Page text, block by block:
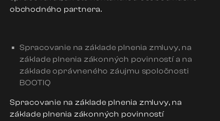
obchodného partnera.
Spracovanie na základe plnenia zmluvy, na
základe plnenia zákonných povinností a na
základe oprávneného záujmu spoločnosti
BOOTIQ
Spracovanie na základe plnenia zmluvy, na
základe plnenia zákonných povinností